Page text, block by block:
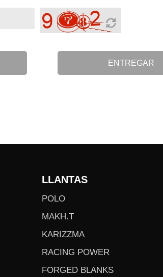
ENTREGAR
LLANTAS
POLO
MAKH.T
KARIZZMA
RACING POWER
FORGED BLANKS